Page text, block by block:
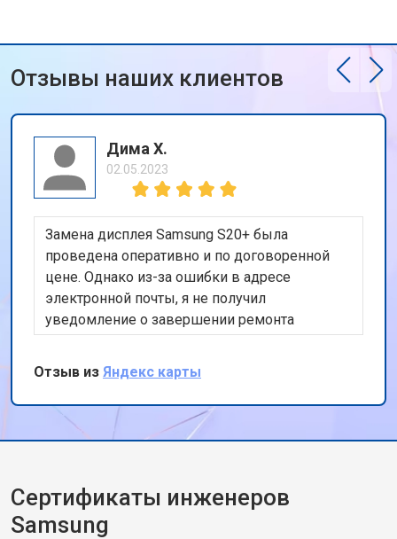
Отзывы наших клиентов
Дима Х.
02.05.2023
Замена дисплея Samsung S20+ была
проведена оперативно и по договоренной
цене. Однако из-за ошибки в адресе
электронной почты, я не получил
уведомление о завершении ремонта
вовремя.
Отзыв из Яндекс карты
Сертификаты инженеров
Samsung